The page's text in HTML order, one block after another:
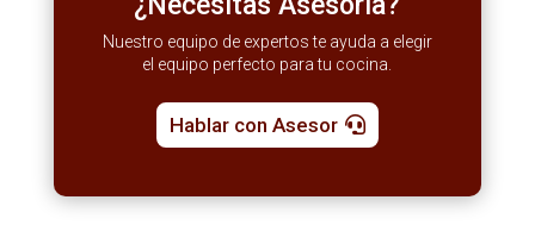
Nuestro equipo de expertos te ayuda a elegir
el equipo perfecto para tu cocina.
Hablar con Asesor